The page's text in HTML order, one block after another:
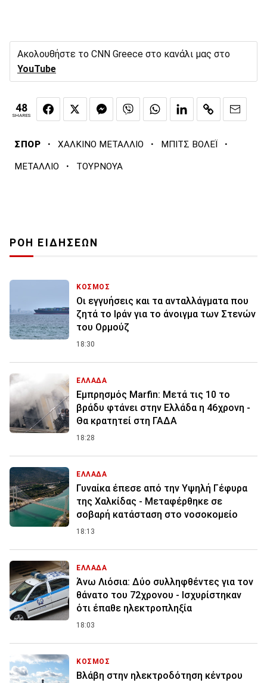
Ακολουθήστε το CNN Greece στο κανάλι μας στο
YouTube
48
SHARES
ΣΠΟΡ · ΧΑΛΚΙΝΟ ΜΕΤΑΛΛΙΟ · ΜΠΙΤΣ ΒΟΛΕΪ ·
ΜΕΤΑΛΛΙΟ · ΤΟΥΡΝΟΥΑ
ΡΟΗ ΕΙΔΗΣΕΩΝ
ΚΟΣΜΟΣ
Οι εγγυήσεις και τα ανταλλάγματα που
ζητά το Ιράν για το άνοιγμα των Στενών
του Ορμούζ
18:30
ΕΛΛΑΔΑ
Εμπρησμός Marfin: Μετά τις 10 το
βράδυ φτάνει στην Ελλάδα η 46χρονη -
Θα κρατητεί στη ΓΑΔΑ
18:28
ΕΛΛΑΔΑ
Γυναίκα έπεσε από την Υψηλή Γέφυρα
της Χαλκίδας - Μεταφέρθηκε σε
σοβαρή κατάσταση στο νοσοκομείο
18:13
ΕΛΛΑΔΑ
Άνω Λιόσια: Δύο συλληφθέντες για τον
θάνατο του 72χρονου - Ισχυρίστηκαν
ότι έπαθε ηλεκτροπληξία
18:03
ΚΟΣΜΟΣ
Βλάβη στην ηλεκτροδότηση κέντρου